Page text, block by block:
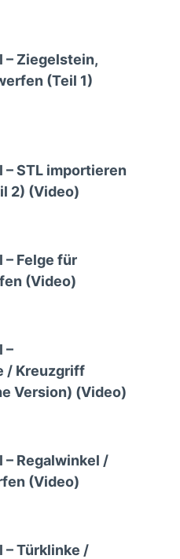
– Ziegelstein,
(Teil 1)
– STL importieren
2) (Video)
– Felge für
(Video)
–
/ Kreuzgriff
Version) (Video)
– Regalwinkel /
(Video)
– Türklinke /